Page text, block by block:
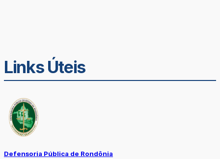
Links Úteis
Defensoria Pública de Rondônia